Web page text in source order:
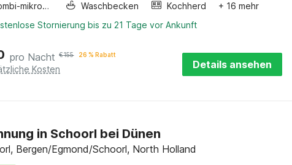
Kombi-mikrowelle
Waschbecken Kochherd
+ 16 mehr
Stornierung bis zu 21 Tage vor Ankunft
pro Nacht €155 26 % Rabatt
Kosten Details ansehen
in Schoorl bei Dünen
Bergen/Egmond/Schoorl, North Holland